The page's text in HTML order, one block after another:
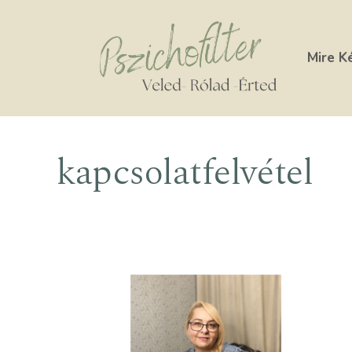
Mire
kapcsolatfelvétel